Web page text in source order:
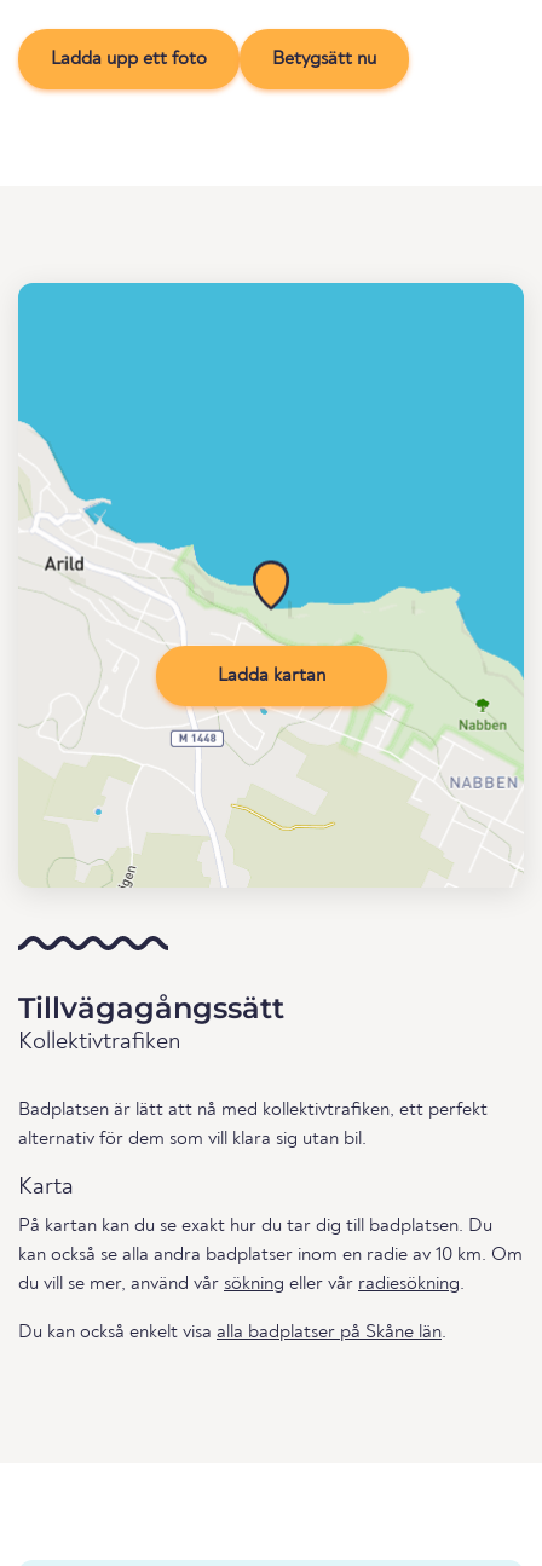
Ladda upp ett foto Betygsätt nu
Ladda kartan
Tillvägagångssätt
Kollektivtrafiken
Badplatsen är lätt att nå med kollektivtrafiken, ett perfekt
alternativ för dem som vill klara sig utan bil.
Karta
På kartan kan du se exakt hur du tar dig till badplatsen. Du
kan också se alla andra badplatser inom en radie av 10 km. Om
du vill se mer, använd vår sökning eller vår radiesökning.
Du kan också enkelt visa alla badplatser på Skåne län.